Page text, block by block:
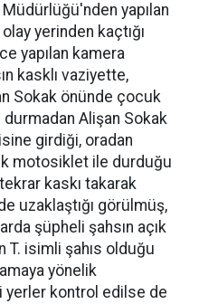
yapılan
yerinden kaçtığı
yapılan kamera
kasklı vaziyette,
Sokak önünde çocuk
Alişan Sokak
girdiği, oradan
motosiklet ile durduğu
kaskı takarak
uzaklaştığı görülmüş,
şüpheli şahsın açık
T. isimli şahıs olduğu
yönelik
yerler kontrol edilse de